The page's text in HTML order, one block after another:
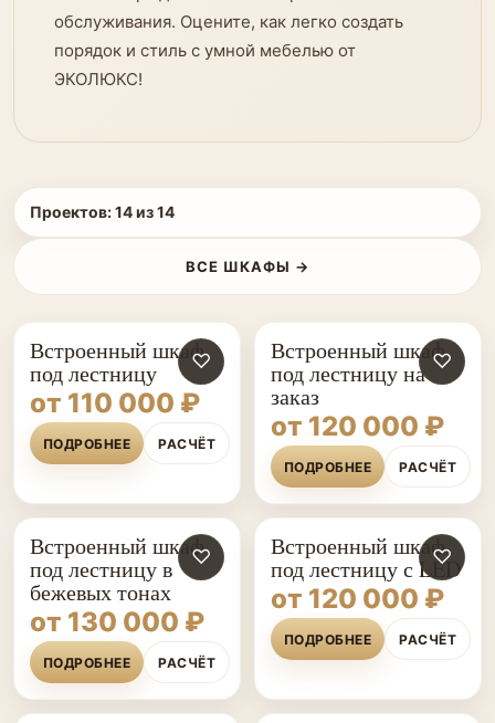
обслуживания. Оцените, как легко создать
порядок и стиль с умной мебелью от
ЭКОЛЮКС!
Проектов:14из14
ВСЕ ШКАФЫ →
♡
Встроенный шкаф
под лестницу
от 110 000 ₽
ПОДРОБНЕЕ РАСЧЁТ
♡
Встроенный шкаф
под лестницу на
заказ
от 120 000 ₽
ПОДРОБНЕЕ РАСЧЁТ
♡
Встроенный шкаф
под лестницу в
бежевых тонах
от 130 000 ₽
ПОДРОБНЕЕ РАСЧЁТ
♡
Встроенный шкаф
под лестницу с LED
от 120 000 ₽
ПОДРОБНЕЕ РАСЧЁТ